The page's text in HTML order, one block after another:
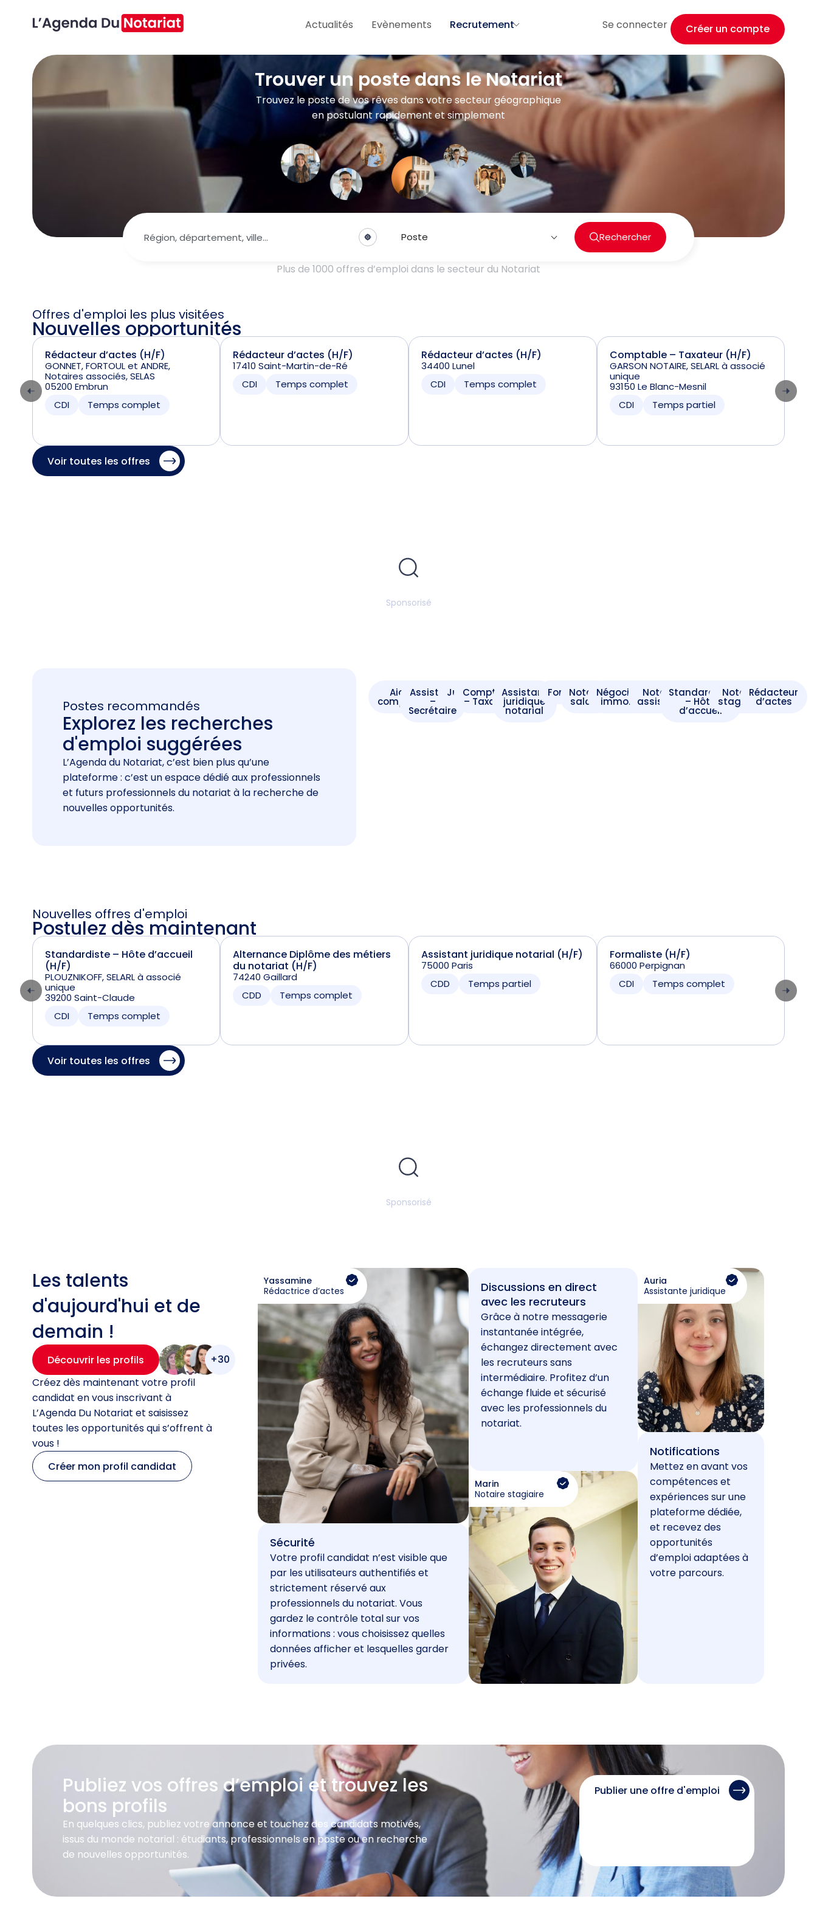
Actualités Evènements Recrutement Se connecter Créer un compte
Trouver un poste dans le Notariat
Trouvez le poste de vos rêves dans votre secteur géographique
en postulant rapidement et simplement
Poste Rechercher
Plus de 1000 offres d’emploi dans le secteur du Notariat
Offres d'emploi les plus visitées
Nouvelles opportunités
Rédacteur d’actes (H/F)
GONNET, FORTOUL et ANDRE,
Notaires associés, SELAS
05200 Embrun
CDI
Temps complet
Rédacteur d’actes (H/F)
17410 Saint-Martin-de-Ré
CDI
Temps complet
Rédacteur d’actes (H/F)
34400 Lunel
CDI
Temps complet
Comptable – Taxateur (H/F)
GARSON NOTAIRE, SELARL à associé
unique
93150 Le Blanc-Mesnil
CDI
Temps partiel
Voir toutes les offres
Sponsorisé
Postes recommandés
Explorez les recherches
d'emploi suggérées
L’Agenda du Notariat, c’est bien plus qu’une
plateforme : c’est un espace dédié aux professionnels
et futurs professionnels du notariat à la recherche de
nouvelles opportunités.
Aide -
comptable
Assistant
–
Secrétaire
JuristeComptable
– Taxateur
Assistant
juridique
notarial
Formaliste
Notaire
salarié
Négociateur
immobilier
Notaire
assistant
Standardiste
– Hôte
d’accueil
Notaire
stagiaire
Rédacteur
d’actes
Nouvelles offres d'emploi
Postulez dès maintenant
Standardiste – Hôte d’accueil
(H/F)
PLOUZNIKOFF, SELARL à associé
unique
39200 Saint-Claude
CDI
Temps complet
Alternance Diplôme des métiers
du notariat (H/F)
74240 Gaillard
CDD
Temps complet
Assistant juridique notarial (H/F)
75000 Paris
CDD
Temps partiel
Formaliste (H/F)
66000 Perpignan
CDI
Temps complet
Voir toutes les offres
Sponsorisé
Les talents
d'aujourd'hui et de
demain !
Découvrir les profils
+30
Créez dès maintenant votre profil
candidat en vous inscrivant à
L’Agenda Du Notariat et saisissez
toutes les opportunités qui s’offrent à
vous !
Créer mon profil candidat
Yassamine
Rédactrice d’actes
Sécurité
Votre profil candidat n’est visible que
par les utilisateurs authentifiés et
strictement réservé aux
professionnels du notariat. Vous
gardez le contrôle total sur vos
informations : vous choisissez quelles
données afficher et lesquelles garder
privées.
Discussions en direct
avec les recruteurs
Grâce à notre messagerie
instantanée intégrée,
échangez directement avec
les recruteurs sans
intermédiaire. Profitez d’un
échange fluide et sécurisé
avec les professionnels du
notariat.
Marin
Notaire stagiaire
Auria
Assistante juridique
Notifications
Mettez en avant vos
compétences et
expériences sur une
plateforme dédiée,
et recevez des
opportunités
d’emploi adaptées à
votre parcours.
Publiez vos offres d’emploi et trouvez les
bons profils
En quelques clics, publiez votre annonce et touchez des candidats motivés,
issus du monde notarial : étudiants, professionnels en poste ou en recherche
de nouvelles opportunités.
Publier une offre d'emploi